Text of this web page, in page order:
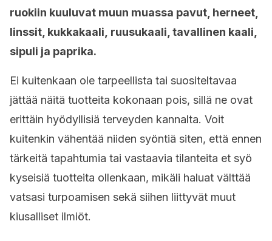
ruokiin kuuluvat muun muassa pavut, herneet,
linssit, kukkakaali, ruusukaali, tavallinen kaali,
sipuli ja paprika.
Ei kuitenkaan ole tarpeellista tai suositeltavaa
jättää näitä tuotteita kokonaan pois, sillä ne ovat
erittäin hyödyllisiä terveyden kannalta. Voit
kuitenkin vähentää niiden syöntiä siten, että ennen
tärkeitä tapahtumia tai vastaavia tilanteita et syö
kyseisiä tuotteita ollenkaan, mikäli haluat välttää
vatsasi turpoamisen sekä siihen liittyvät muut
kiusalliset ilmiöt.